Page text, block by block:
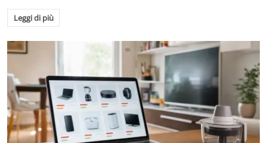
Leggi di più